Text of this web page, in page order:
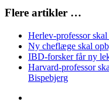
Flere artikler …
Herlev-professor
Ny cheflæge skal
IBD-forsker får ny
Harvard-professor
Bispebjerg